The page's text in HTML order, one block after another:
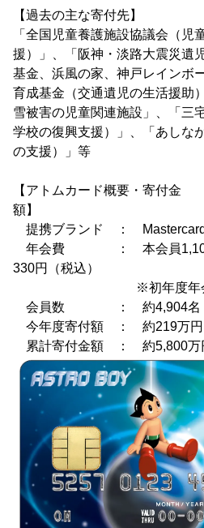
【過去の主な寄付先】
「全国児童養護施設協議会（児
援）」、「阪神・淡路大震災遺
基金、浜風の家、神戸レインボ
育成基金（交通遺児の生活援助
雪被害の児童関連施設」、「三
学校の復興支援）」、「あしな
の支援）」等
【アトムカード概要・寄付金
提携ブランド ： Mastercard
年会費 ： 本会員1,100
330円（税込）
※初年度年会費
会員数 ： 約4,904名（
今年度寄付額 ： 約219万円
累計寄付金額 ： 約5,800万